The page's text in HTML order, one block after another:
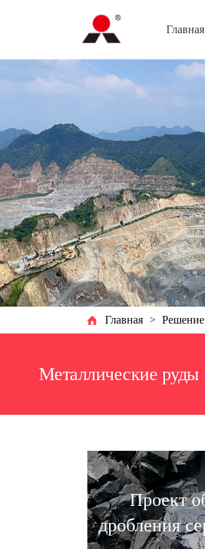
Главная
Главная > Решение
Металлические руды
Проект
дробления